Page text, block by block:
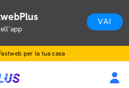
VAI
per la tua casa